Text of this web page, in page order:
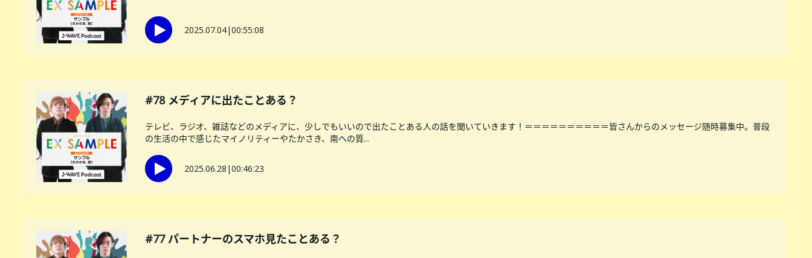
2025.07.04|00:55:08
#78 メディアに出たことある？
テレビ、ラジオ、雑誌などのメディアに、少しでもいいので出たことある人の話を聞いていきます！＝＝＝＝＝＝＝＝＝＝皆さんからのメッセージ随時募集中。普段
の生活の中で感じたマイノリティーやたかさき、南への質...
2025.06.28 |00:46:23
#77 パートナーのスマホ見たことある？